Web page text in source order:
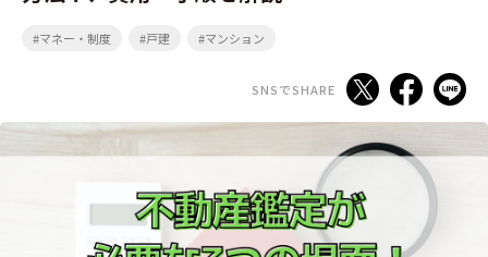
#マネー・制度 #戸建 #マンション
SNSでSHARE